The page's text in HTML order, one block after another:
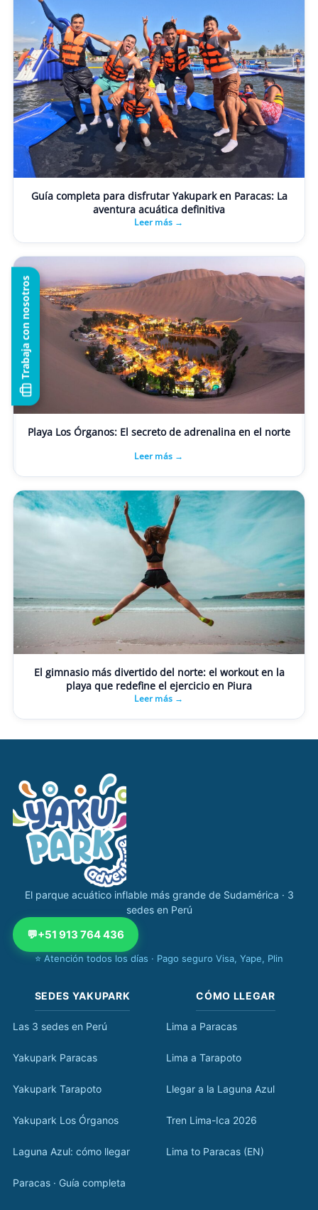
Guía completa para disfrutar Yakupark en Paracas: La
aventura acuática definitiva
Leer más →
Playa Los Órganos: El secreto de adrenalina en el norte
Leer más →
El gimnasio más divertido del norte: el workout en la
playa que redefine el ejercicio en Piura
Leer más →
Navegación completa Yakupark
El parque acuático inflable más grande de Sudamérica · 3
sedes en Perú
💬+51 913 764 436
⭐ Atención todos los días · Pago seguro Visa, Yape, Plin
SEDES YAKUPARK
Las 3 sedes en Perú
Yakupark Paracas
Yakupark Tarapoto
Yakupark Los Órganos
Laguna Azul: cómo llegar
Paracas · Guía completa
CÓMO LLEGAR
Lima a Paracas
Lima a Tarapoto
Llegar a la Laguna Azul
Tren Lima-Ica 2026
Lima to Paracas (EN)
Trabaja con nosotros